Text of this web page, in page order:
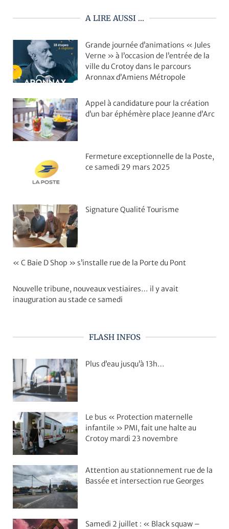
A LIRE AUSSI ...
Grande journée d’animations « Jules
Verne » à l’occasion de l’entrée de la
ville du Crotoy dans le parcours
Aronnax d’Amiens Métropole
Appel à candidature pour la création
d’un bar éphémère place Jeanne d’Arc
Fermeture exceptionnelle de la Poste,
ce samedi 29 mars 2025
Signature Qualité Tourisme
« C Baie D Shop » s’installe rue de la Porte du Pont
Nouvelle tribune, nouveaux vestiaires… il y avait
inauguration au stade ce samedi
FLASH INFOS
Plus d’eau jusqu’à 13h…
Le bus « Protection maternelle
infantile » PMI, fait une halte au
Crotoy mardi 23 novembre
Attention au stationnement rue de la
Bassée et intersection rue Georges
Samedi 2 juillet : « Black squaw –